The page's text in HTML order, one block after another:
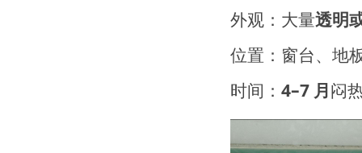
外观：大量透明
位置：窗台、地
时间： 4–7 月闷